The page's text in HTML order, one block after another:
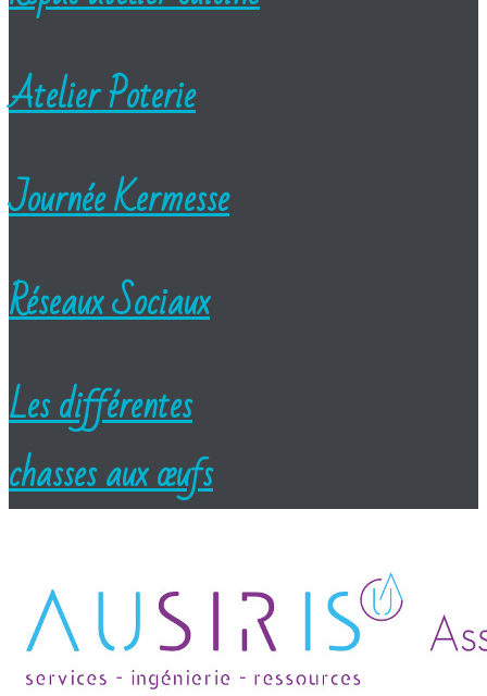
Atelier Poterie
Journée Kermesse
Réseaux Sociaux
Les différentes
chasses aux œufs